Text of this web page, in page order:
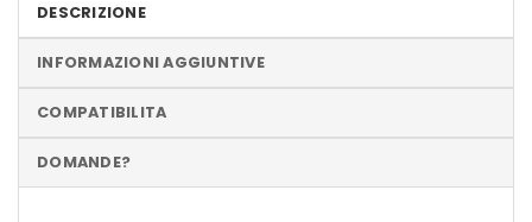
DESCRIZIONE
INFORMAZIONI AGGIUNTIVE
COMPATIBILITA
DOMANDE?